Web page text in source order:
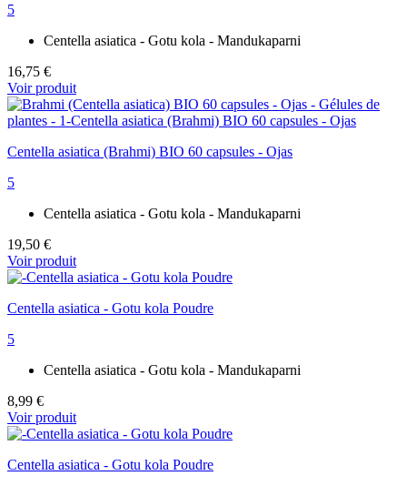
5
Centella asiatica - Gotu kola - Mandukaparni
16,75 €
Voir produit
Centella asiatica (Brahmi) BIO 60 capsules - Ojas
5
Centella asiatica - Gotu kola - Mandukaparni
19,50 €
Voir produit
Centella asiatica - Gotu kola Poudre
5
Centella asiatica - Gotu kola - Mandukaparni
8,99 €
Voir produit
Centella asiatica - Gotu kola Poudre